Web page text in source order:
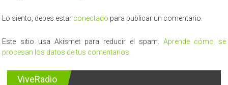
Lo siento, debes estar conectado para publicar un comentario.
Este sitio usa Akismet para reducir el spam.Aprende cómo se
procesan los datos de tus comentarios.
ViveRadio